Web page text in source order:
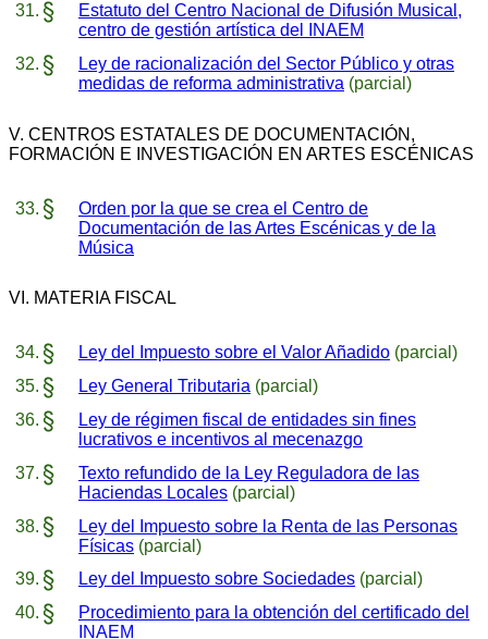
Estatuto del Centro Nacional de Difusión Musical,
centro de gestión artística del INAEM
Ley de racionalización del Sector Público y otras
medidas de reforma administrativa (parcial)
V. CENTROS ESTATALES DE DOCUMENTACIÓN,
FORMACIÓN E INVESTIGACIÓN EN ARTES ESCÉNICAS
Orden por la que se crea el Centro de
Documentación de las Artes Escénicas y de la
Música
VI. MATERIA FISCAL
Ley del Impuesto sobre el Valor Añadido (parcial)
Ley General Tributaria (parcial)
Ley de régimen fiscal de entidades sin fines
lucrativos e incentivos al mecenazgo
Texto refundido de la Ley Reguladora de las
Haciendas Locales (parcial)
Ley del Impuesto sobre la Renta de las Personas
Físicas (parcial)
Ley del Impuesto sobre Sociedades (parcial)
Procedimiento para la obtención del certificado del
INAEM